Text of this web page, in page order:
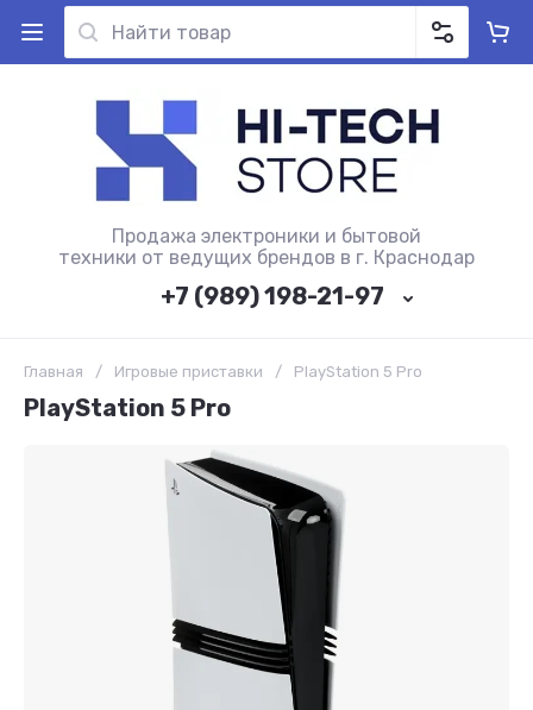
Продажа электроники и бытовой
техники от ведущих брендов в г. Краснодар
+7 (989) 198-21-97
Главная / Игровые приставки / PlayStation 5 Pro
PlayStation 5 Pro